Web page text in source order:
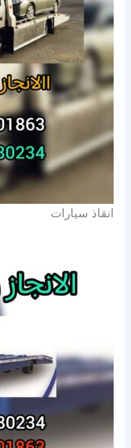
انقاذ سيارات